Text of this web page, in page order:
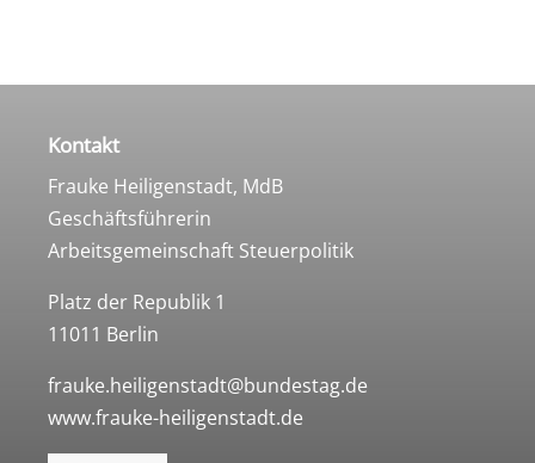
Kontakt
Frauke Heiligenstadt, MdB
Geschäftsführerin
Arbeitsgemeinschaft Steuerpolitik
Platz der Republik 1
11011 Berlin
frauke.heiligenstadt@bundestag.de
www.frauke-heiligenstadt.de